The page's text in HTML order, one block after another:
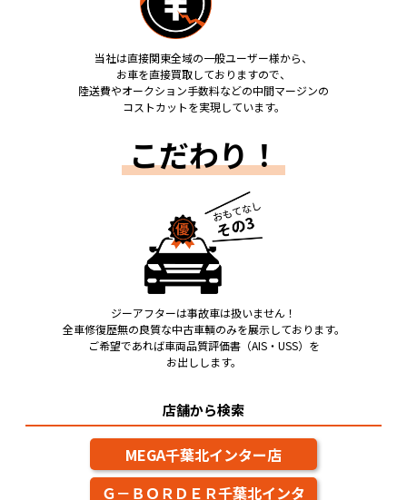
当社は直接関東全域の一般ユーザー様から、
お車を直接買取しておりますので、
陸送費やオークション手数料などの中間マージンの
コストカットを実現しています。
こだわり！
ジーアフターは事故車は扱いません！
全車修復歴無の良質な中古車輌のみを展示しております。
ご希望であれば車両品質評価書（AIS・USS）を
お出しします。
店舗から検索
MEGA千葉北インター店
Ｇ－ＢＯＲＤＥＲ千葉北インタ